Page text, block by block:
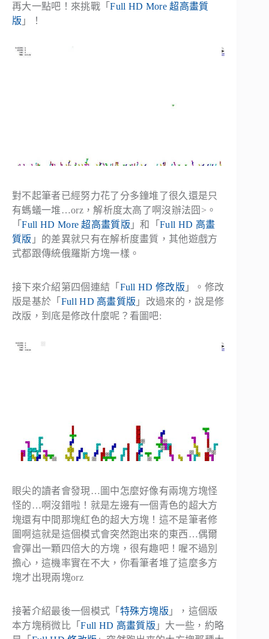
再大一點吧！來挑戰「Full HD More 超高畫質
版 」！
對不起筆者已經努力花了分多鐘堆了很久還是只
有螞蟻一堆…orz，解析度太高了啊沒辦法囧>。
「Full HD More 超高畫質版 」和「Full HD 高畫
質版 」的差異就只有在解析度畫質，其他遊戲方
式都跟傳統俄羅斯方塊一樣。
接下來介紹第四個連結「 Full HD 修改版 」。修改
版是基於「 Full HD 高畫質版 」改過來的，說是修
改版，到底是修改什麼呢？看圖吧:
眼尖的讀者會發現…圖中怎麼好像有兩塊方塊怪
怪的…啊沒錯啦！就是左邊有一個青色的超大方
塊還有中間那塊紅色的超大方塊！這不是筆者修
圖啊這就是這個模式會突然跑出來的東西…偶爾
會彈出一顆四倍大的方塊，很有趣吧！喔不過別
擔心，這機率實在不大，你看筆者堆了這麼多方
塊才出現兩塊orz
接著介紹最後一個模式「 特殊方塊版 」，這個版
本方塊稍微比「Full HD 高畫質版 」大一些，約略